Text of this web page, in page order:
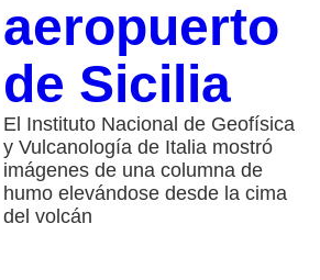
aeropuerto
de Sicilia
El Instituto Nacional de Geofísica
y Vulcanología de Italia mostró
imágenes de una columna de
humo elevándose desde la cima
del volcán